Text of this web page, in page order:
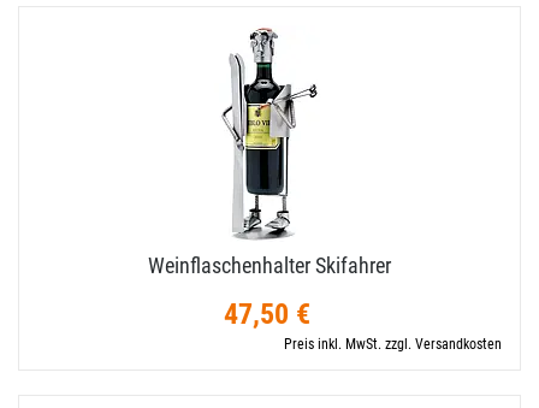
Weinflaschenhalter Skifahrer
47,50 €
Preis inkl. MwSt. zzgl. Versandkosten